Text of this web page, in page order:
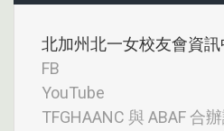
北加州北一女校友會資
FB
YouTube
TFGHAANC 與 ABAF 合